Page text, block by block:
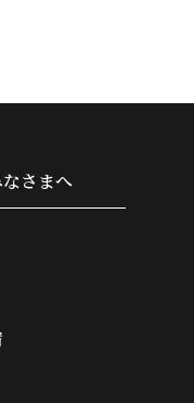
さまへ